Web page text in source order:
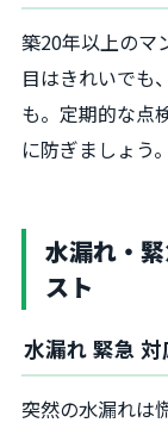
築20年以上のマ
目はきれいでも
も。定期的な点
に防ぎましょう。
水漏れ・
スト
水漏れ 緊急
突然の水漏れは